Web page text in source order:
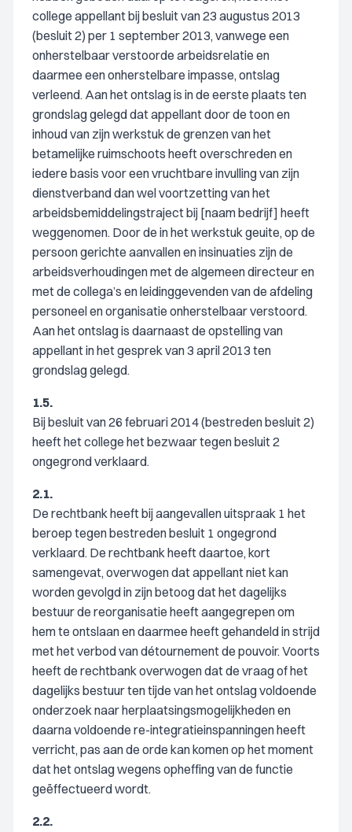
college appellant bij besluit van 23 augustus 2013
(besluit 2) per 1 september 2013, vanwege een
onherstelbaar verstoorde arbeidsrelatie en
daarmee een onherstelbare impasse, ontslag
verleend. Aan het ontslag is in de eerste plaats ten
grondslag gelegd dat appellant door de toon en
inhoud van zijn werkstuk de grenzen van het
betamelijke ruimschoots heeft overschreden en
iedere basis voor een vruchtbare invulling van zijn
dienstverband dan wel voortzetting van het
arbeidsbemiddelingstraject bij [naam bedrijf] heeft
weggenomen. Door de in het werkstuk geuite, op de
persoon gerichte aanvallen en insinuaties zijn de
arbeidsverhoudingen met de algemeen directeur en
met de collega’s en leidinggevenden van de afdeling
personeel en organisatie onherstelbaar verstoord.
Aan het ontslag is daarnaast de opstelling van
appellant in het gesprek van 3 april 2013 ten
grondslag gelegd.
1.5.
Bij besluit van 26 februari 2014 (bestreden besluit 2)
heeft het college het bezwaar tegen besluit 2
ongegrond verklaard.
2.1.
De rechtbank heeft bij aangevallen uitspraak 1 het
beroep tegen bestreden besluit 1 ongegrond
verklaard. De rechtbank heeft daartoe, kort
samengevat, overwogen dat appellant niet kan
worden gevolgd in zijn betoog dat het dagelijks
bestuur de reorganisatie heeft aangegrepen om
hem te ontslaan en daarmee heeft gehandeld in strijd
met het verbod van détournement de pouvoir. Voorts
heeft de rechtbank overwogen dat de vraag of het
dagelijks bestuur ten tijde van het ontslag voldoende
onderzoek naar herplaatsingsmogelijkheden en
daarna voldoende re-integratieinspanningen heeft
verricht, pas aan de orde kan komen op het moment
dat het ontslag wegens opheffing van de functie
geëffectueerd wordt.
2.2.